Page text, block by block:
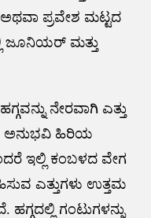
ಅಥವಾ ಪ್ರವೇಶ ಮಟ್ಟದ
ಜೂನಿಯರ್ ಮತ್ತು
ನೇರವಾಗಿ ಎತ್ತು
ಅನುಭವಿ ಹಿರಿಯ
ಇಲ್ಲಿ ಕಂಬಳದ ವೇಗ
ಎತ್ತುಗಳು ಉತ್ತಮ
ಹಗ್ಗದಲ್ಲಿ ಗಂಟುಗಳನ್ನು